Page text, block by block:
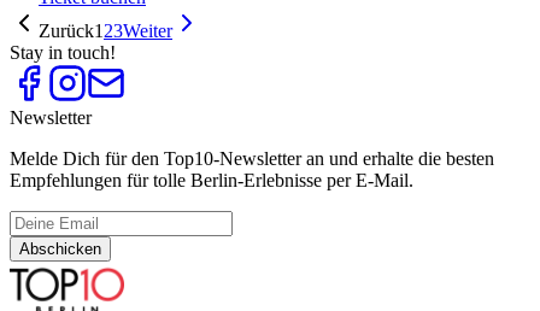
Zurück1 23Weiter
Stay in touch!
Newsletter
Melde Dich für den Top10-Newsletter an und erhalte die besten
Empfehlungen für tolle Berlin-Erlebnisse per E-Mail.
Abschicken